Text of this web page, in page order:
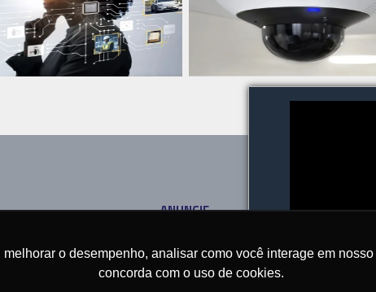
o desempenho, analisar como você interage em
concorda com o uso de cookies.
ANUNCIE
CONTATO